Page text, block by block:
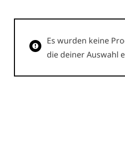
Es wurden keine
die deiner Auswahl